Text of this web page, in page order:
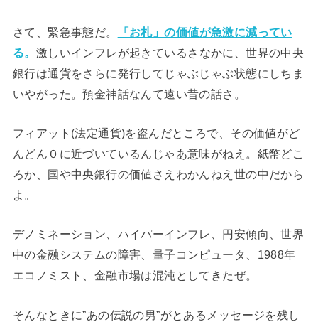
さて、緊急事態だ。
「お札」の価値が急激に減ってい
る。 激しいインフレが起きているさなかに、世界の中央
銀行は通貨をさらに発行してじゃぶじゃぶ状態にしちま
いやがった。預金神話なんて遠い昔の話さ。
フィアット(法定通貨)を盗んだところで、その価値がど
んどん０に近づいているんじゃあ意味がねえ。紙幣どこ
ろか、国や中央銀行の価値さえわかんねえ世の中だから
よ。
デノミネーション、ハイパーインフレ、円安傾向、世界
中の金融システムの障害、量子コンピュータ、1988年
エコノミスト、金融市場は混沌としてきたぜ。
そんなときに”あの伝説の男”がとあるメッセージを残し